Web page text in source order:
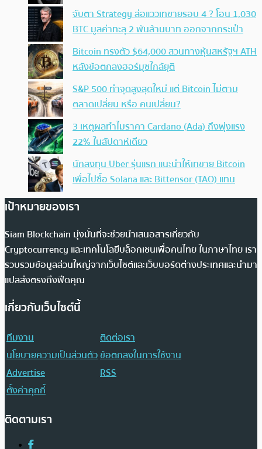
จับตา Strategy ส่อแววเทขายรอบ 4 ? โอน 1,030
BTC มูลค่าทะลุ 2 พันล้านบาท ออกจากกระเป๋า
Bitcoin ทรงตัว $64,000 สวนทางหุ้นสหรัฐฯ ATH
หลังข้อตกลงฮอร์มุซใกล้ยุติ
S&P 500 ทำจุดสูงสุดใหม่ แต่ Bitcoin ไม่ตาม
ตลาดเปลี่ยน หรือ คนเปลี่ยน?
3 เหตุผลทำไมราคา Cardano (Ada) ถึงพุ่งแรง
22% ในสัปดาห์เดียว
นักลงทุน Uber รุ่นแรก แนะนำให้เทขาย Bitcoin
เพื่อไปซื้อ Solana และ Bittensor (TAO) แทน
เป้าหมายของเรา
Siam Blockchain มุ่งมั่นที่จะช่วยนำเสนอสารเกี่ยวกับ
Cryptocurrency และเทคโนโลยีบล็อกเชนเพื่อคนไทย ในภาษาไทย เรา
รวบรวมข้อมูลส่วนใหญ่จากเว็บไซต์และเว็บบอร์ดต่างประเทศและนำมา
แปลส่งตรงถึงฟีดคุณ
เกี่ยวกับเว็บไซต์นี้
ทีมงาน
ติดต่อเรา
นโยบายความเป็นส่วนตัวข้อตกลงในการใช้งาน
Advertise
RSS
ตั้งค่าคุกกี้
ติดตามเรา